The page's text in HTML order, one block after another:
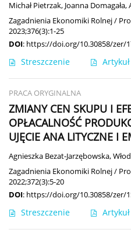
Michał Pietrzak, Joanna Domagała,
Zagadnienia Ekonomiki Rolnej /
2023;376(3):1-25
DOI: https://doi.org/10.30858/zer/
Streszczenie Artykuł
PRACA ORYGINALNA
ZMIANY CEN SKUPU I
OPŁACALNOŚĆ
UJĘCIE ANA LITYCZNE I
Agnieszka Bezat-Jarzębowska,
Zagadnienia Ekonomiki Rolnej /
2022;372(3):5-20
DOI: https://doi.org/10.30858/zer/
Streszczenie Artykuł